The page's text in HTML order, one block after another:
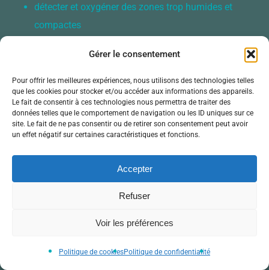
Gérer le consentement
Pour offrir les meilleures expériences, nous utilisons des technologies telles
que les cookies pour stocker et/ou accéder aux informations des appareils.
Le fait de consentir à ces technologies nous permettra de traiter des
données telles que le comportement de navigation ou les ID uniques sur ce
site. Le fait de ne pas consentir ou de retirer son consentement peut avoir
un effet négatif sur certaines caractéristiques et fonctions.
Accepter
Refuser
Voir les préférences
Politique de cookiesPolitique de confidentialité
détecter et oxygéner des zones trop humides et
compactes
Nous vous conseillons de rincer sommairement le
râteau avant de le ranger sous le récupérateur à
lombrithé.
Le taux d’humidité idéal se situe entre 60% et 80%.
Un taux supérieur à 80% reste acceptable. Le risque est
péril l’entièreté de votre lombricomposteur.